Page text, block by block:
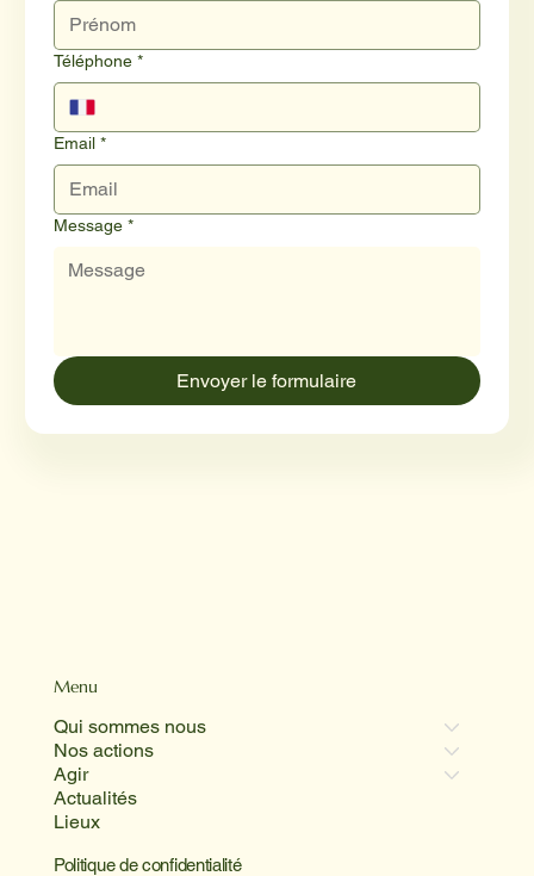
Menu
Qui sommes nous
Nos actions
Agir
Actualités
Lieux
Politique de confidentialité
Téléphone *
Email *
Message *
Envoyer le formulaire